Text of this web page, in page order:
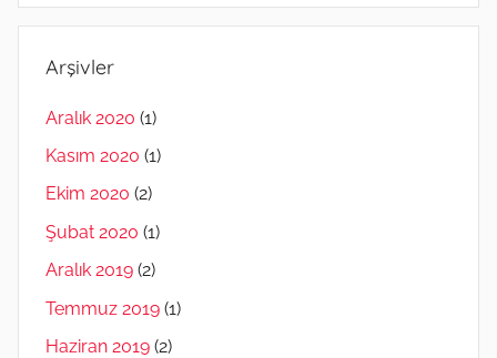
Arşivler
Aralık 2020 (1)
Kasım 2020 (1)
Ekim 2020 (2)
Şubat 2020 (1)
Aralık 2019 (2)
Temmuz 2019 (1)
Haziran 2019 (2)